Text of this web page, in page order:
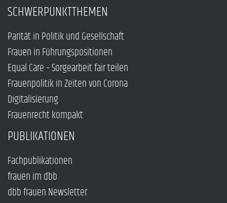
SCHWERPUNKTTHEMEN
Parität in Politik und Gesellschaft
Frauen in Führungspositionen
Equal Care – Sorgearbeit fair teilen
Frauenpolitik in Zeiten von Corona
Digitalisierung
Frauenrecht kompakt
PUBLIKATIONEN
Fachpublikationen
frauen im dbb
dbb frauen Newsletter